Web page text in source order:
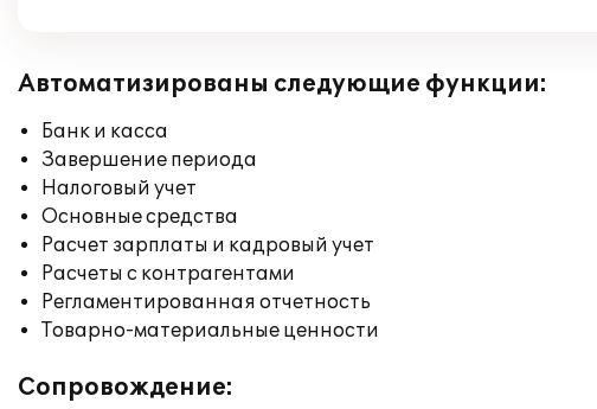
Автоматизированы следующие функции:
Банк и касса
Завершение периода
Налоговый учет
Основные средства
Расчет зарплаты и кадровый учет
Расчеты с контрагентами
Регламентированная отчетность
Товарно-материальные ценности
Сопровождение: